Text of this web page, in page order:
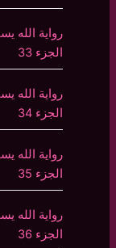
رواية الله
الجزء 33
رواية الله
الجزء 34
رواية الله
الجزء 35
رواية الله
الجزء 36